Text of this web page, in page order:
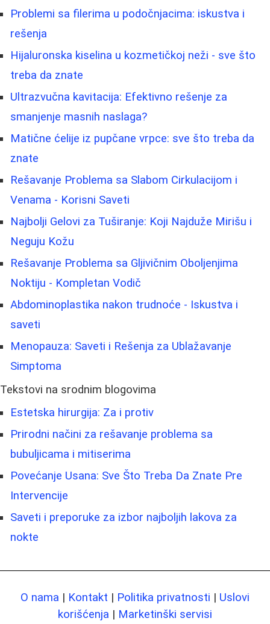
Problemi sa filerima u podočnjacima: iskustva i
rešenja
Hijaluronska kiselina u kozmetičkoj neži - sve što
treba da znate
Ultrazvučna kavitacija: Efektivno rešenje za
smanjenje masnih naslaga?
Matične ćelije iz pupčane vrpce: sve što treba da
znate
Rešavanje Problema sa Slabom Cirkulacijom i
Venama - Korisni Saveti
Najbolji Gelovi za Tuširanje: Koji Najduže Mirišu i
Neguju Kožu
Rešavanje Problema sa Gljivičnim Oboljenjima
Noktiju - Kompletan Vodič
Abdominoplastika nakon trudnoće - Iskustva i
saveti
Menopauza: Saveti i Rešenja za Ublažavanje
Simptoma
Tekstovi na srodnim blogovima
Estetska hirurgija: Za i protiv
Prirodni načini za rešavanje problema sa
bubuljicama i mitiserima
Povećanje Usana: Sve Što Treba Da Znate Pre
Intervencije
Saveti i preporuke za izbor najboljih lakova za
nokte
O nama | Kontakt | Politika privatnosti | Uslovi
korišćenja | Marketinški servisi